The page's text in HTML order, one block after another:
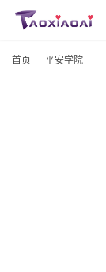
首页 平安学院